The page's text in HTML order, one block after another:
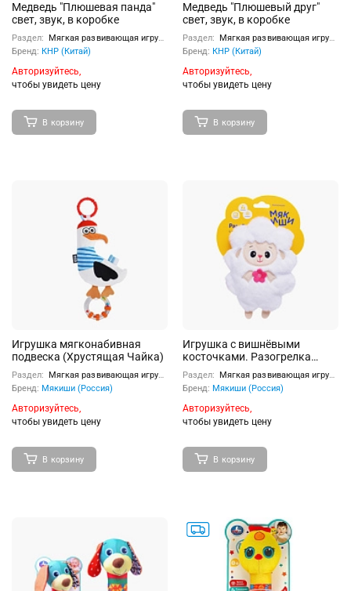
Медведь "Плюшевая панда"
свет, звук, в коробке
Раздел:
Мягкая развивающая игрушка
Бренд: КНР (Китай)
Авторизуйтесь,
чтобы увидеть цену
В корзину
Медведь "Плюшевый друг"
свет, звук, в коробке
Раздел:
Мягкая развивающая игрушка
Бренд: КНР (Китай)
Авторизуйтесь,
чтобы увидеть цену
В корзину
Игрушка мягконабивная
подвеска (Хрустящая Чайка)
Раздел:
Мягкая развивающая игрушка
Бренд: Мякиши (Россия)
Авторизуйтесь,
чтобы увидеть цену
В корзину
Игрушка с вишнёвыми
косточками. Разогрелка
"Овечка с цветком"
Раздел:
Мягкая развивающая игрушка
Бренд: Мякиши (Россия)
Авторизуйтесь,
чтобы увидеть цену
В корзину